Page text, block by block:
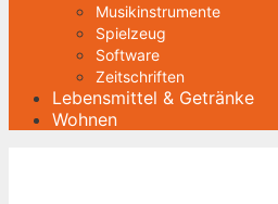
Musikinstrumente
Spielzeug
Software
Zeitschriften
Lebensmittel & Getränke
Wohnen